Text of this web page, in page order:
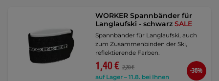
WORKER Spannbänder für
Langlaufski - schwarzSALE
Spannbänder für Langlaufski, auch
zum Zusammenbinden der Ski,
reflektierende Farben.
1,40 € 2,20 €
auf Lager – 11.8. bei Ihnen
-36%